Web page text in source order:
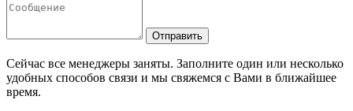
Отправить
Сейчас все менеджеры заняты. Заполните один или несколько
удобных способов связи и мы свяжемся с Вами в ближайшее
время.